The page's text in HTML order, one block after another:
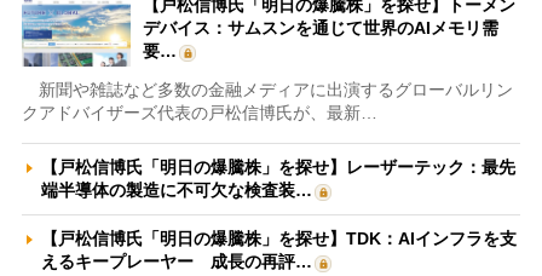
【戸松信博氏「明日の爆騰株」を探せ】トーメン
デバイス：サムスンを通じて世界のAIメモリ需
要…
新聞や雑誌など多数の金融メディアに出演するグローバルリン
クアドバイザーズ代表の戸松信博氏が、最新…
【戸松信博氏「明日の爆騰株」を探せ】レーザーテック：最先
端半導体の製造に不可欠な検査装…
【戸松信博氏「明日の爆騰株」を探せ】TDK：AIインフラを支
えるキープレーヤー 成長の再評…